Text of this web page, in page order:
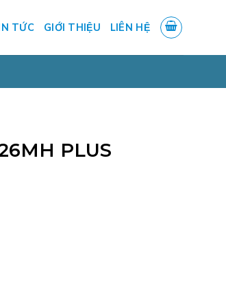
TỨC GIỚI THIỆU LIÊN HỆ
PLUS